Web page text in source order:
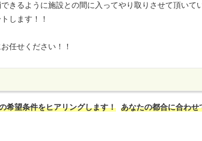
きるように施設との間に入ってやり取りさせて頂いて
します！！
任せください！！
希望条件をヒアリングします！ あなたの都合に合わせ